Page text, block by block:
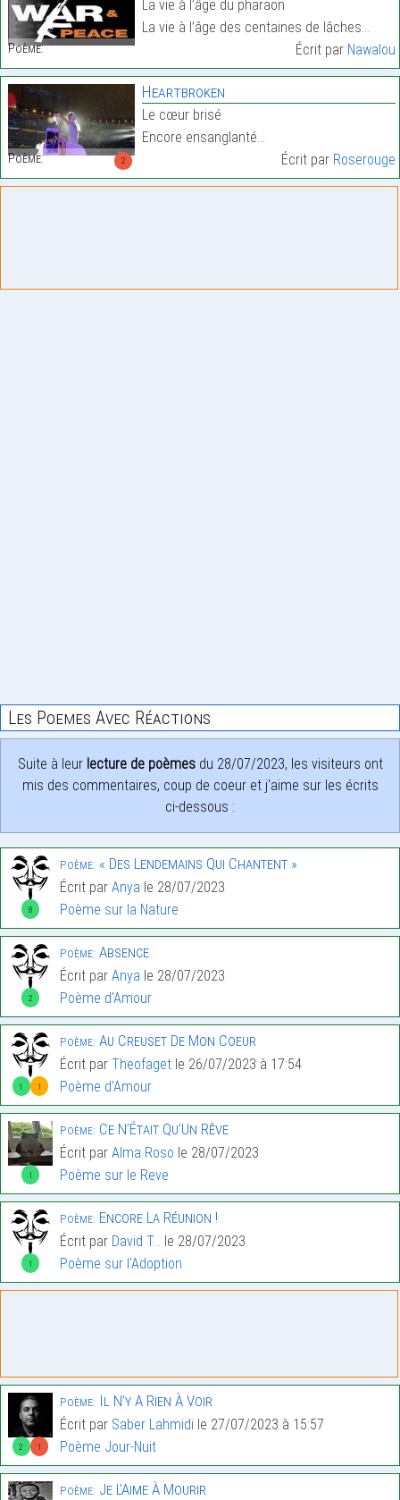
Poème:
La vie à l’âge du pharaon
La vie à l’âge des centaines de lâches…
Écrit par Nawalou
2
Poème:
Heartbroken
Le cœur brisé
Encore ensanglanté…
Écrit par Roserouge
Les Poemes Avec Réactions
Suite à leur lecture de poèmesdu 28/07/2023, les visiteurs ont
mis des commentaires, coup de coeur et j'aime sur les écrits
ci-dessous :
8
Poème: « Des Lendemains Qui Chantent »
Écrit par Anya le 28/07/2023
Poème sur la Nature
2
Poème: Absence
Écrit par Anya le 28/07/2023
Poème d'Amour
1 1
Poème: Au Creuset De Mon Coeur
Écrit par Theofaget le 26/07/2023 à 17:54
Poème d'Amour
1
Poème: Ce N’Était Qu’Un Rêve
Écrit par Alma Roso le 28/07/2023
Poème sur le Reve
1
Poème: Encore La Réunion !
Écrit par David T... le 28/07/2023
Poème sur l'Adoption
2 1
Poème: Il N’y A Rien À Voir
Écrit par Saber Lahmidi le 27/07/2023 à 15:57
Poème Jour-Nuit
Poème: Je L’Aime À Mourir